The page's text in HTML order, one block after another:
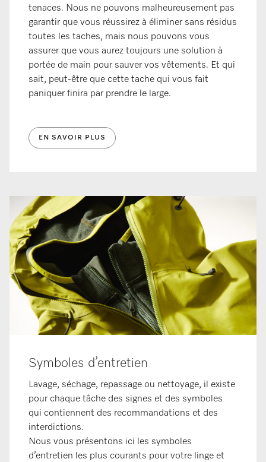
tenaces. Nous ne pouvons malheureusement pas
garantir que vous réussirez à éliminer sans résidus
toutes les taches, mais nous pouvons vous
assurer que vous aurez toujours une solution à
portée de main pour sauver vos vêtements. Et qui
sait, peut-être que cette tache qui vous fait
paniquer finira par prendre le large.
EN SAVOIR PLUS
Symboles d’entretien
Lavage, séchage, repassage ou nettoyage, il existe
pour chaque tâche des signes et des symboles
qui contiennent des recommandations et des
interdictions.
Nous vous présentons ici les symboles
d’entretien les plus courants pour votre linge et